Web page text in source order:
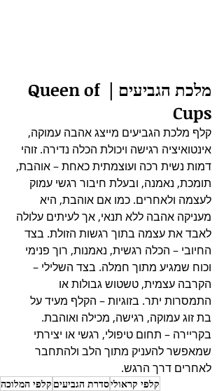
מלכת הגביעים | Queen of
Cups
קלף מלכת הגביעים מייצג אהבה עמוקה,
אינטואיציה רגישה ויכולת הכלה נדירה. זוהי
דמות נשית רכה ועוצמתית כאחת – אוהבת,
תומכת, נאמנה, ובעלת חיבור רגשי עמוק
לעצמה ולאחרים. כמו אם אוהבת, היא
מעניקה אהבה ללא תנאי, אך לעיתים עלולה
לאבד את עצמה בתוך רגשות הזולת. בצד
החיובי – הכלה רגשית, נאמנות, רוך פנימי
וכוח שמגיע מתוך חמלה. בצד השלילי –
הקרבה עצמית, טשטוש גבולות או
התמסרות יתר. בזוגיות – הקלף מעיד על
בת זוג עמוקה, רגישה, מכילה ואוהבת.
בקריירה – תחום טיפולי, רגשי או יצירתי
שמאפשר להעניק מתוך הלב ולהתחבר
לאחרים דרך הרגש.
קלפי קראוליסדרת הגביעים קלפי המלוכה